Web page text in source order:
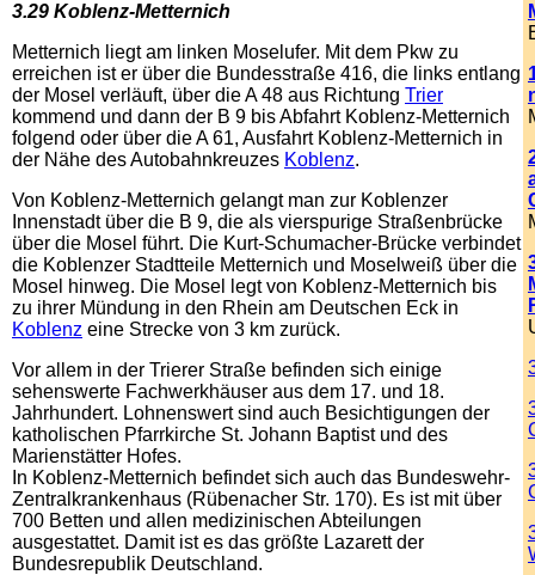
3.29 Koblenz-Metternich
Metternich liegt am linken Moselufer. Mit dem Pkw zu
erreichen ist er über die Bundesstraße 416, die links entlang
der Mosel verläuft, über die A 48 aus Richtung Trier
kommend und dann der B 9 bis Abfahrt Koblenz-Metternich
folgend oder über die A 61, Ausfahrt Koblenz-Metternich in
der Nähe des Autobahnkreuzes Koblenz.
Von Koblenz-Metternich gelangt man zur Koblenzer
Innenstadt über die B 9, die als vierspurige Straßenbrücke
über die Mosel führt. Die Kurt-Schumacher-Brücke verbindet
die Koblenzer Stadtteile Metternich und Moselweiß über die
Mosel hinweg. Die Mosel legt von Koblenz-Metternich bis
zu ihrer Mündung in den Rhein am Deutschen Eck in
Koblenz eine Strecke von 3 km zurück.
Vor allem in der Trierer Straße befinden sich einige
sehenswerte Fachwerkhäuser aus dem 17. und 18.
Jahrhundert. Lohnenswert sind auch Besichtigungen der
katholischen Pfarrkirche St. Johann Baptist und des
Marienstätter Hofes.
In Koblenz-Metternich befindet sich auch das Bundeswehr-
Zentralkrankenhaus (Rübenacher Str. 170). Es ist mit über
700 Betten und allen medizinischen Abteilungen
ausgestattet. Damit ist es das größte Lazarett der
Bundesrepublik Deutschland.